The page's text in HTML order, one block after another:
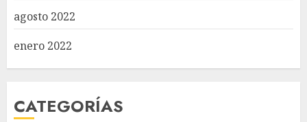
agosto 2022
enero 2022
CATEGORÍAS